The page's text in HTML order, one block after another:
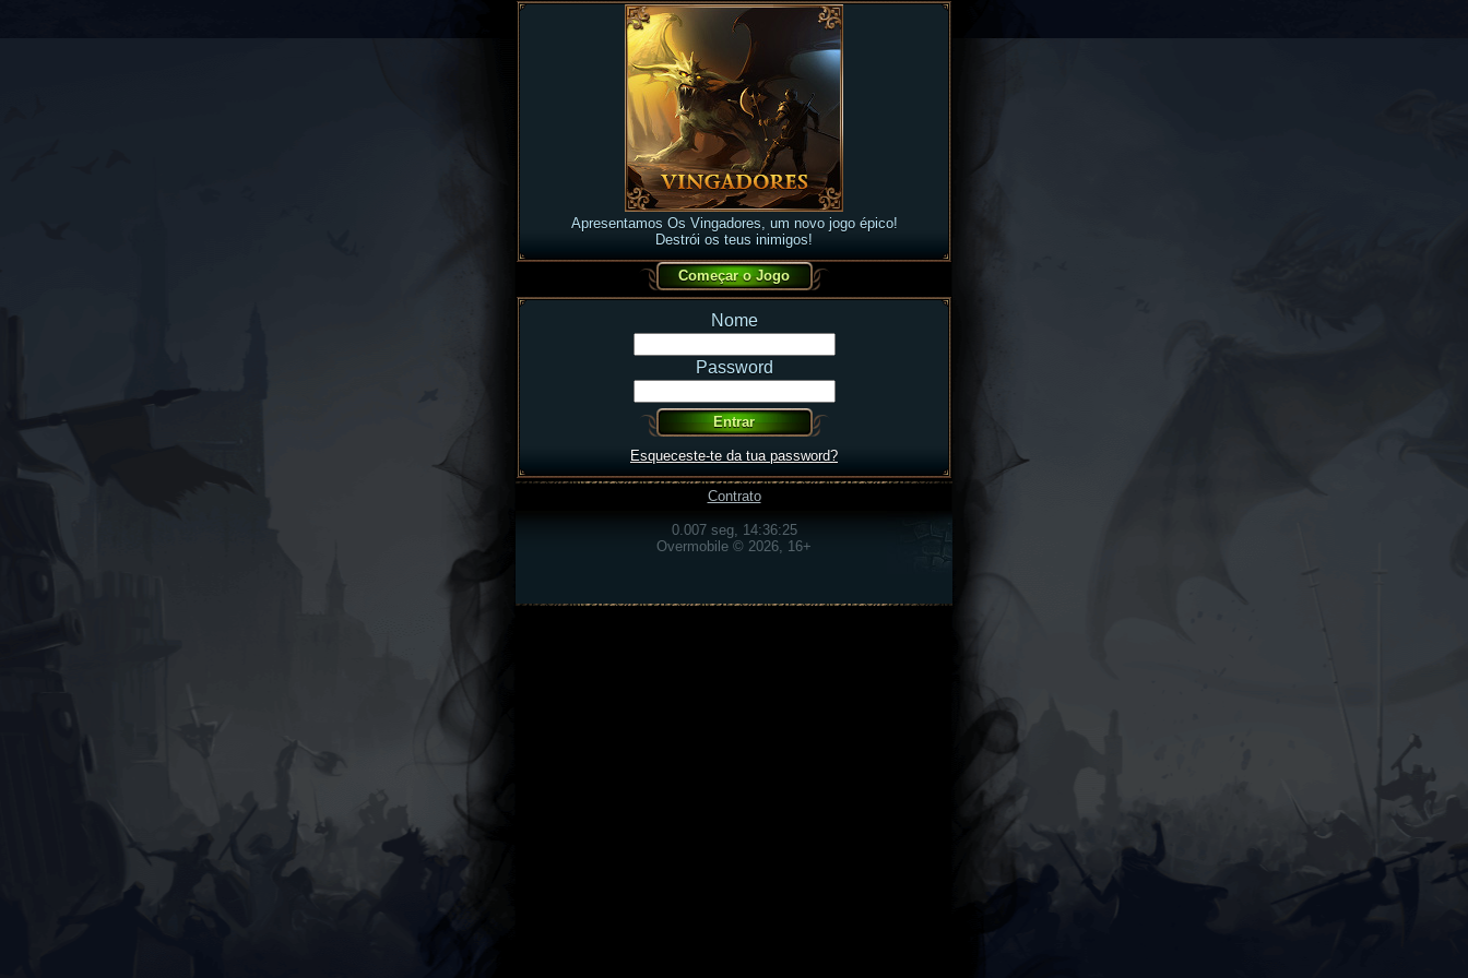
Apresentamos Os Vingadores, um novo jogo épico!
Destrói os teus inimigos!
Nome
Password
Esqueceste-te da tua password?
Contrato
0.007 seg, 14:36:25
Overmobile © 2026, 16+